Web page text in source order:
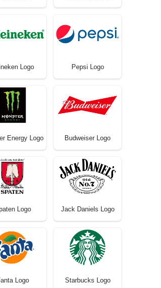
Logo Pepsi Logo
Energy Logo Budweiser Logo
Logo Jack Daniels Logo
Logo Starbucks Logo